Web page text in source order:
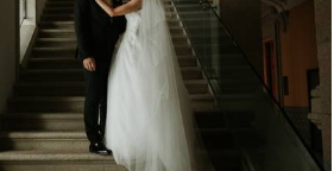
1084